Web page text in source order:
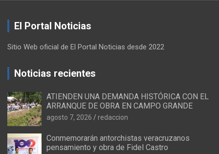
El Portal Noticias
Sitio Web oficial de El Portal Noticias desde 2022
Noticias recientes
ATIENDEN UNA DEMANDA HISTÓRICA CON EL
ARRANQUE DE OBRA EN CAMPO GRANDE
agosto 7, 2026 redaccion
Conmemorarán antorchistas veracruzanos
pensamiento y obra de Fidel Castro